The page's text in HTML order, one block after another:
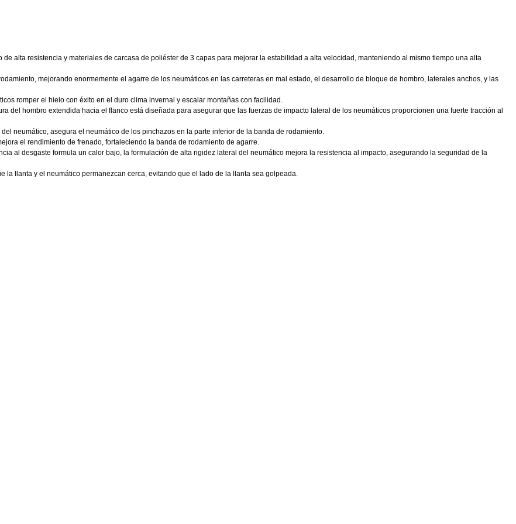
alta resistencia y materiales de carcasa de poliéster de 3 capas para mejorar la estabilidad a alta velocidad, manteniendo al mismo tiempo una alta
mejorando enormemente el agarre de los neumáticos en las carreteras en mal estado, el desarrollo de bloque de hombro, laterales anchos, y las
romper el hielo con éxito en el duro clima invernal y escalar montañas con facilidad.
del hombro extendida hacia el flanco está diseñada para asegurar que las fuerzas de impacto lateral de los neumáticos proporcionen una fuerte tracción al
neumático, asegura el neumático de los pinchazos en la parte inferior de la banda de rodamiento.
el rendimiento de frenado, fortaleciendo la banda de rodamiento de agarre.
al desgaste formula un calor bajo, la formulación de alta rigidez lateral del neumático mejora la resistencia al impacto, asegurando la seguridad de la
llanta y el neumático permanezcan cerca, evitando que el lado de la llanta sea golpeada.